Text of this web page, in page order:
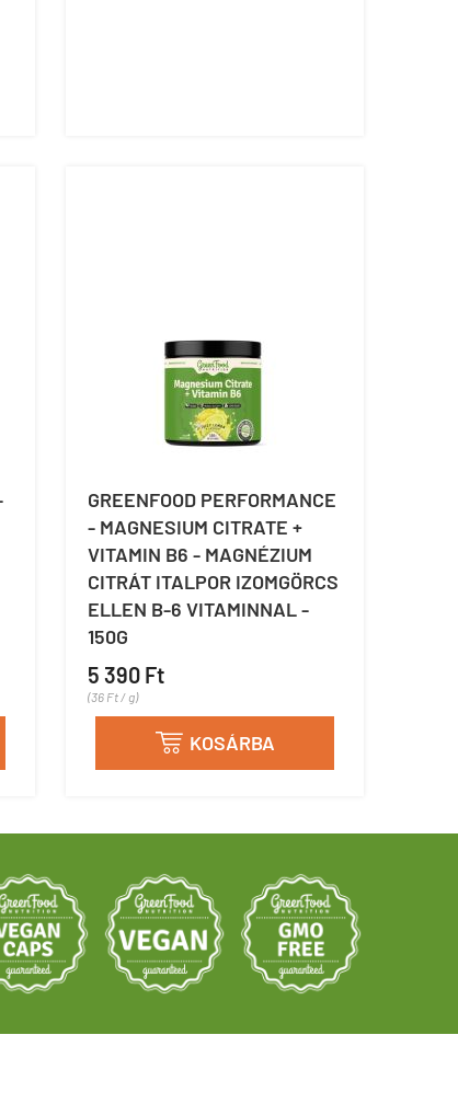
GREENFOOD PERFORMANCE
- MAGNESIUM CITRATE +
VITAMIN B6 - MAGNÉZIUM
CITRÁT ITALPOR IZOMGÖRCS
ELLEN B-6 VITAMINNAL -
150G
5 390 Ft
(36 Ft / g)
 KOSÁRBA